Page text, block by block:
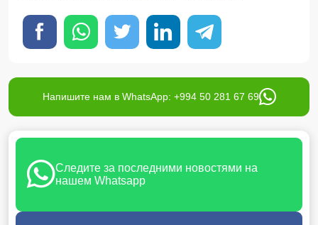
Напишите нам в WhatsApp: +994 50 281 67 69
Следите за последними новостями на
нашем Whatsapp